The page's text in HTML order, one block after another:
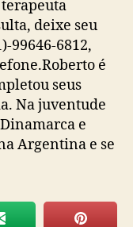
deixe seu
99646-6812,
é
seus
Na juventude
e
Argentina e se